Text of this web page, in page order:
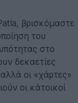
βρισκόμαστε
του
στο
δεκαετίες
οι «χάρτες»
οι κάτοικοί